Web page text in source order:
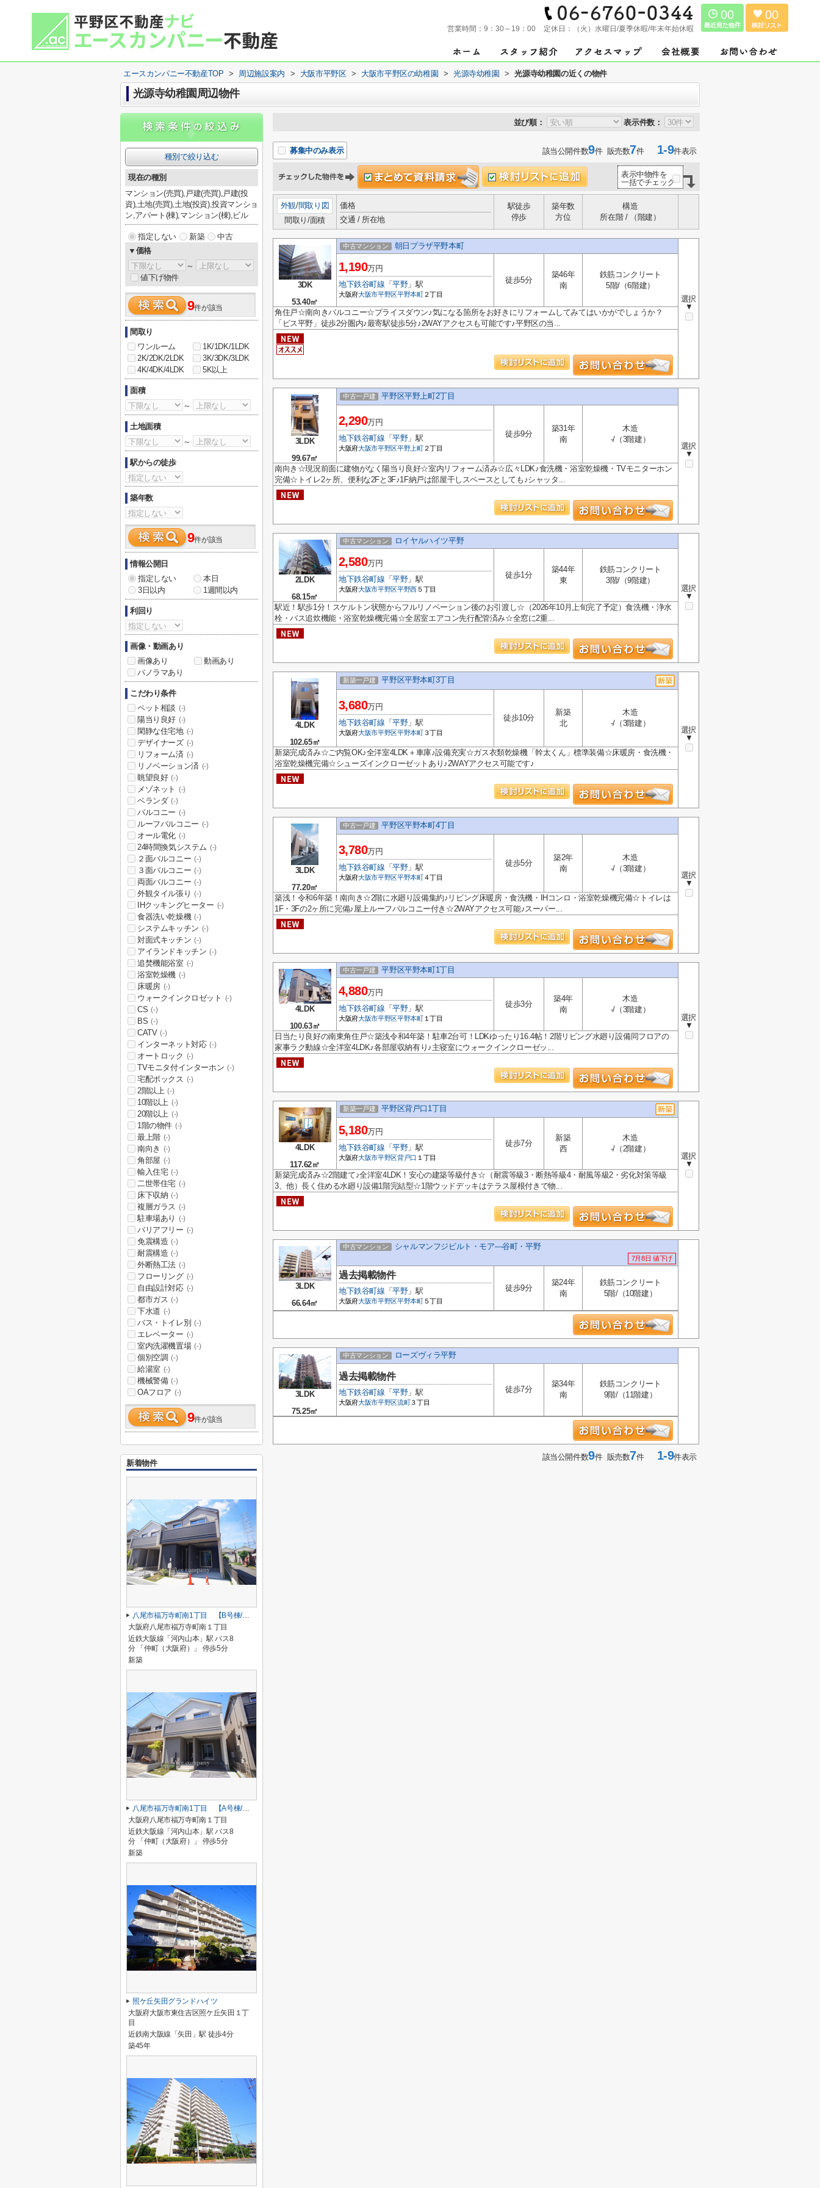
営業時間： 9：30～19：00 定休日： （火）水曜日/夏季休暇/年末年始休暇
00 00
エースカンパニー不動産TOP > 周辺施設案内 > 大阪市平野区 > 大阪市平野区の幼稚園 > 光源寺幼稚園 > 光源寺幼稚園の近くの物件
光源寺幼稚園周辺物件
並び順： 表示件数：
募集中のみ表示 該当公開件数9件 販売数7件1-9件表示
表示中物件を
一括でチェック
外観/間取り図
間取り/面積
価格
交通 / 所在地
駅徒歩
停歩
築年数
方位
構造
所在階 / （階建）
3DK
53.40㎡
中古マンション 朝日プラザ平野本町
選択
▼
1,190万円
地下鉄谷町線 「平野」駅
大阪府大阪市平野区平野本町 ２丁目
徒歩5分
築46年
南
鉄筋コンクリート
5階/（6階建）
角住戸☆南向きバルコニー☆プライスダウン♪気になる箇所をお好きにリフォームしてみてはいかがでしょうか？
「ビス平野」徒歩2分圏内♪最寄駅徒歩5分♪2WAYアクセスも可能です♪平野区の当...
3LDK
99.67㎡
中古一戸建 平野区平野上町2丁目
選択
▼
2,290万円
地下鉄谷町線 「平野」駅
大阪府大阪市平野区平野上町 ２丁目
徒歩9分
築31年
南
木造
-/（3階建）
南向き☆現況前面に建物がなく陽当り良好☆室内リフォーム済み☆広々LDK♪食洗機・浴室乾燥機・TVモニターホン
完備☆トイレ2ヶ所、便利な2Fと3F♪1F納戸は部屋干しスペースとしても♪シャッタ...
2LDK
68.15㎡
中古マンション ロイヤルハイツ平野
選択
▼
2,580万円
地下鉄谷町線 「平野」駅
大阪府大阪市平野区平野西５丁目
徒歩1分
築44年
東
鉄筋コンクリート
3階/（9階建）
駅近！駅歩1分！スケルトン状態からフルリノベーション後のお引渡し☆（2026年10月上旬完了予定）食洗機・浄水
栓・バス追炊機能・浴室乾燥機完備☆全居室エアコン先行配管済み☆全窓に2重...
4LDK
102.65㎡
新築一戸建 平野区平野本町3丁目
選択
▼
3,680万円
地下鉄谷町線 「平野」駅
大阪府大阪市平野区平野本町 ３丁目
徒歩10分
新築
北
木造
-/（3階建）
新築完成済み☆ご内覧OK♪全洋室4LDK＋車庫♪設備充実☆ガス衣類乾燥機「幹太くん」標準装備☆床暖房・食洗機・
浴室乾燥機完備☆シューズインクローゼットあり♪2WAYアクセス可能です♪
3LDK
77.20㎡
中古一戸建 平野区平野本町4丁目
選択
▼
3,780万円
地下鉄谷町線 「平野」駅
大阪府大阪市平野区平野本町 ４丁目
徒歩5分
築2年
南
木造
-/（3階建）
築浅！令和6年築！南向き☆2階に水廻り設備集約♪リビング床暖房・食洗機・IHコンロ・浴室乾燥機完備☆トイレは
1F・3Fの2ヶ所に完備♪屋上ルーフバルコニー付き☆2WAYアクセス可能♪スーパー...
4LDK
100.63㎡
中古一戸建 平野区平野本町1丁目
選択
▼
4,880万円
地下鉄谷町線 「平野」駅
大阪府大阪市平野区平野本町 １丁目
徒歩3分
築4年
南
木造
-/（3階建）
日当たり良好の南東角住戸☆築浅令和4年築！駐車2台可！LDKゆったり16.4帖！2階リビング水廻り設備同フロアの
家事ラク動線☆全洋室4LDK♪各部屋収納有り♪主寝室にウォークインクローゼッ...
4LDK
117.62㎡
新築一戸建 平野区背戸口1丁目
選択
▼
5,180万円
地下鉄谷町線 「平野」駅
大阪府大阪市平野区背戸口 １丁目
徒歩7分
新築
西
木造
-/（2階建）
新築完成済み☆2階建て♪全洋室4LDK！安心の建築等級付き☆（耐震等級3・断熱等級4・耐風等級2・劣化対策等級
3、他）長く住める水廻り設備1階完結型☆1階ウッドデッキはテラス屋根付きで物...
3LDK
66.64㎡
中古マンション シャルマンフジビルト・モア―谷町・平野
7月8日 値下げ
過去掲載物件
地下鉄谷町線 「平野」駅
大阪府大阪市平野区平野本町 ５丁目
徒歩9分
築24年
南
鉄筋コンクリート
5階/（10階建）
3LDK
75.25㎡
中古マンション ローズヴィラ平野
過去掲載物件
地下鉄谷町線 「平野」駅
大阪府大阪市平野区流町３丁目
徒歩7分
築34年
南
鉄筋コンクリート
9階/（11階建）
該当公開件数9件 販売数7件1-9件表示
種別で絞り込む
現在の種別
マンション(売買),戸建(売買),戸建(投
資),土地(売買),土地(投資),投資マンショ
ン,アパート(棟),マンション(棟),ビル
指定しない 新築
中古
▼価格
～
値下げ物件
9件が該当
間取り
ワンルーム
1K/1DK/1LDK
2K/2DK/2LDK
3K/3DK/3LDK
4K/4DK/4LDK
5K以上
面積
～
土地面積
～
駅からの徒歩
築年数
9件が該当
情報公開日
指定しない
本日
3日以内
1週間以内
利回り
画像・動画あり
画像あり
動画あり
パノラマあり
こだわり条件
ペット相談 (-)
陽当り良好 (-)
閑静な住宅地 (-)
デザイナーズ (-)
リフォーム済 (-)
リノベーション済 (-)
眺望良好 (-)
メゾネット (-)
ベランダ (-)
バルコニー (-)
ルーフバルコニー (-)
オール電化 (-)
24時間換気システム (-)
２面バルコニー (-)
３面バルコニー (-)
両面バルコニー (-)
外観タイル張り (-)
IHクッキングヒーター (-)
食器洗い乾燥機 (-)
システムキッチン (-)
対面式キッチン (-)
アイランドキッチン (-)
追焚機能浴室 (-)
浴室乾燥機 (-)
床暖房 (-)
ウォークインクロゼット (-)
CS (-)
BS (-)
CATV (-)
インターネット対応 (-)
オートロック (-)
TVモニタ付インターホン (-)
宅配ボックス (-)
2階以上 (-)
10階以上 (-)
20階以上 (-)
1階の物件 (-)
最上階 (-)
南向き (-)
角部屋 (-)
輸入住宅 (-)
二世帯住宅 (-)
床下収納 (-)
複層ガラス (-)
駐車場あり (-)
バリアフリー (-)
免震構造 (-)
耐震構造 (-)
外断熱工法 (-)
フローリング (-)
自由設計対応 (-)
都市ガス (-)
下水道 (-)
バス・トイレ別 (-)
エレベーター (-)
室内洗濯機置場 (-)
個別空調 (-)
給湯室 (-)
機械警備 (-)
OAフロア (-)
9件が該当
新着物件
八尾市福万寺町南1丁目 【B号棟/全2棟】
大阪府八尾市福万寺町南１丁目
近鉄大阪線「河内山本」駅 バス8
分 「仲町（大阪府）」 停歩5分
新築
八尾市福万寺町南1丁目 【A号棟/全2棟】
大阪府八尾市福万寺町南１丁目
近鉄大阪線「河内山本」駅 バス8
分 「仲町（大阪府）」 停歩5分
新築
照ケ丘矢田グランドハイツ
大阪府大阪市東住吉区照ケ丘矢田１丁
目
近鉄南大阪線「矢田」駅 徒歩4分
築45年